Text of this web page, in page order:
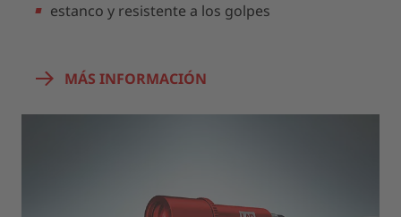
estanco y resistente a los golpes
MÁS INFORMACIÓN